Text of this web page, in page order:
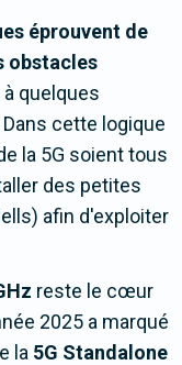
éprouvent de
obstacles
quelques
cette logique
la 5G soient tous
des petites
afin d'exploiter
reste le cœur
2025 a marqué
la 5G Standalone